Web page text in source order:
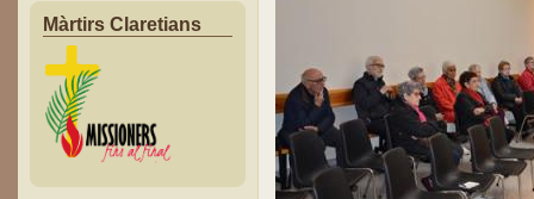
Màrtirs Claretians